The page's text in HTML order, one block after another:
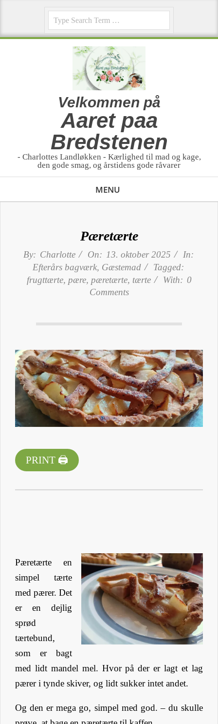
content
Velkommen på
Aaret paa
Bredstenen
- Charlottes Landløkken - Kærlighed til mad og kage,
den gode smag, og årstidens gode råvarer
Navigation
MENU
Pæretærte
By: Charlotte On: 13. oktober 2025
In:
Efterårs bagværk, Gæstemad
Tagged:
frugttærte, pære, pæretærte, tærte With: 0
Comments
PRINT 🖨
Pæretærte en
simpel tærte
med pærer. Det
er en dejlig
sprød
tærtebund,
som er bagt
med lidt mandel mel. Hvor på der er lagt et lag
pærer i tynde skiver, og lidt sukker intet andet.
Og den er mega go, simpel med god. – du skulle